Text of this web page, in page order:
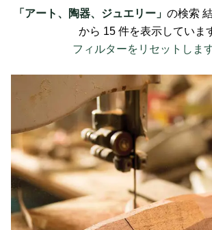
アート、陶器、ジュエリー の検索
から 15 件を表示していま
フィルターをリセットしま
スティーブ・メドウズ